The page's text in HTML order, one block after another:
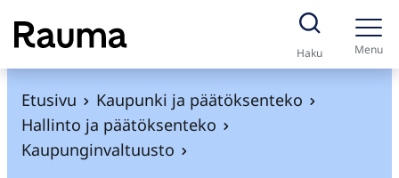
S
i
Haku Menu
Etusivu
Kaupunki ja päätöksenteko
Hallinto ja päätöksenteko
Kaupunginvaltuusto